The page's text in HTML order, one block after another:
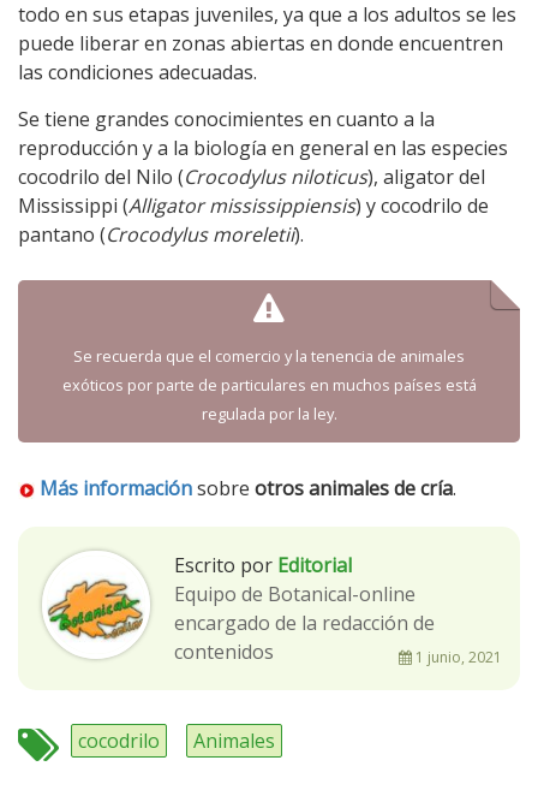
todo en sus etapas juveniles, ya que a los adultos se les
puede liberar en zonas abiertas en donde encuentren
las condiciones adecuadas.
Se tiene grandes conocimientes en cuanto a la
reproducción y a la biología en general en las especies
cocodrilo del Nilo (Crocodylus niloticus), aligator del
Mississippi (Alligator mississippiensis) y cocodrilo de
pantano (Crocodylus moreletii).
Se recuerda que el comercio y la tenencia de animales
exóticos por parte de particulares en muchos países está
regulada por la ley.
Más informaciónsobre otros animales de cría.
Escrito por Editorial
Equipo de Botanical-online
encargado de la redacción de
contenidos
1 junio, 2021
cocodrilo Animales